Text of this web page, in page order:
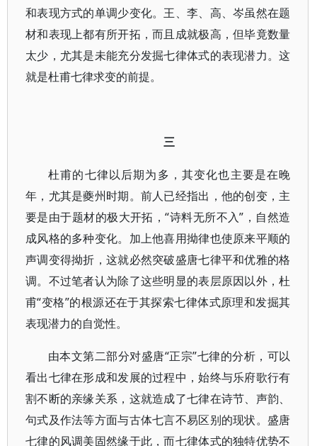
和表现方式的单调少变化。王、李、高、岑虽然在题
材和表现上都有所开拓，而且成就极高，但毕竟数量
太少，尤其是未能充分发掘七律体式的表现潜力。这
就是杜甫七律求变的前提。
三
杜甫的七律以后期为多，其变化也主要是在晚
年，尤其是夔州时期。前人已经指出，他的创变，主
要是由于题材的极大开拓，“诗料无所不入”，自然造
成风格的多种变化。加上他喜用拗律也使原来平顺的
声调变得拗折，这就必然突破盛唐七律平和优雅的格
调。不过笔者认为除了这些明显的表层原因以外，杜
甫“变格”的根源还在于其探索七律体式原理和发掘其
表现潜力的自觉性。
由本文第二部分对盛唐“正宗”七律的分析，可以
看出七律在形成和发展的过程中，始终与乐府歌行有
割不断的亲缘关系，这就造成了七律在诗节、声韵、
句式及作法等方面与古体七言不易区别的现状。盛唐
七律的风调美固然缘于此，而七律体式的独特优势不